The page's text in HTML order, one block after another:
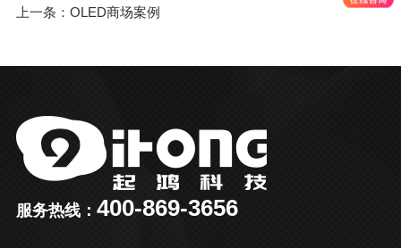
上一条：OLED商场案例
服务热线： 400-869-3656